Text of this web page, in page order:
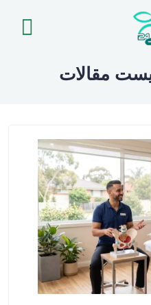
مقالات